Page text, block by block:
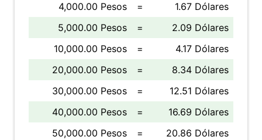
4,000.00 Pesos
=
1.67 Dólares
5,000.00 Pesos
=
2.09 Dólares
10,000.00 Pesos
=
4.17 Dólares
20,000.00 Pesos
=
8.34 Dólares
30,000.00 Pesos
=
12.51 Dólares
40,000.00 Pesos
=
16.69 Dólares
50,000.00 Pesos
= 20.86 Dólares